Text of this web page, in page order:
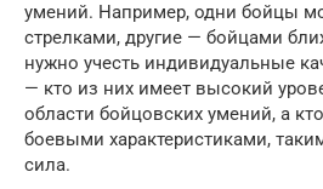
умений. Например, одни бойцы
стрелками, другие — бойцами
нужно учесть индивидуальные
— кто из них имеет высокий
области бойцовских умений, а
боевыми характеристиками,
сила.